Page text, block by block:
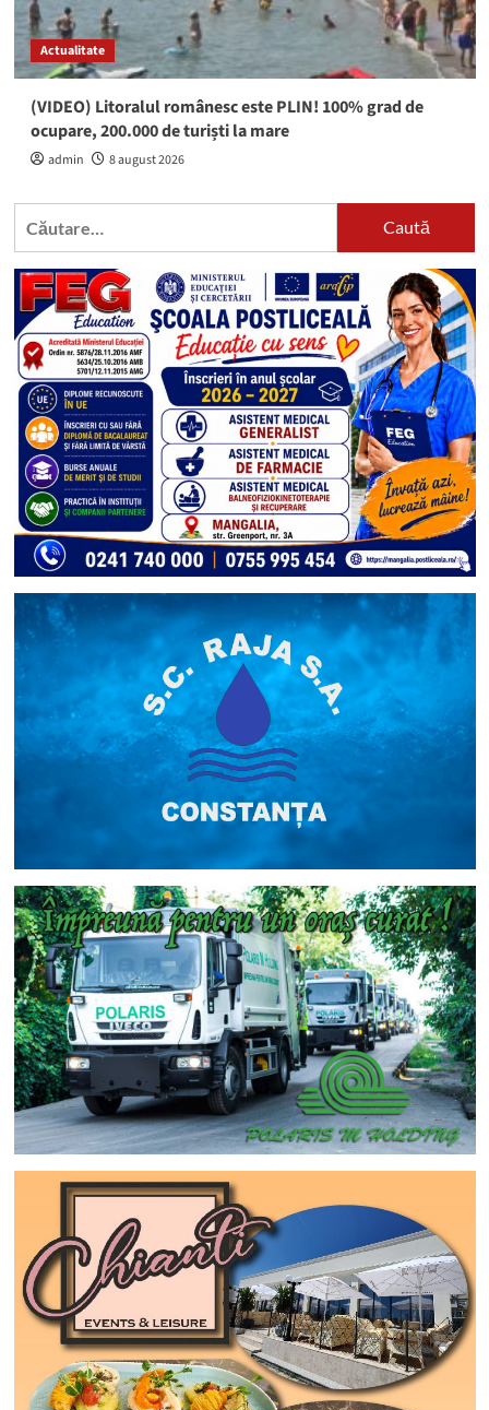
Actualitate
(VIDEO) Litoralul românesc este PLIN! 100% grad de
ocupare, 200.000 de turiști la mare
admin 8 august 2026
Caută